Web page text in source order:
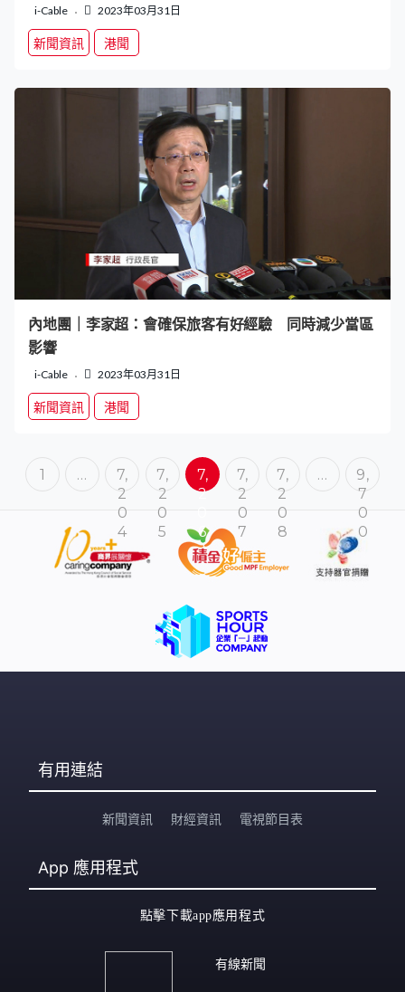
i-Cable 2023年03月31日
新聞資訊 港聞
內地團｜李家超：會確保旅客有好經驗 同時減少當區
影響
i-Cable 2023年03月31日
新聞資訊 港聞
1 …
7,
2
0
4
7,
2
0
5
7,
2
6
7,
2
0
7
7,
2
0
8
…
9,
7
0
0
有用連結
新聞資訊 財經資訊 電視節目表
App 應用程式
點擊下載app應用程式
有線新聞